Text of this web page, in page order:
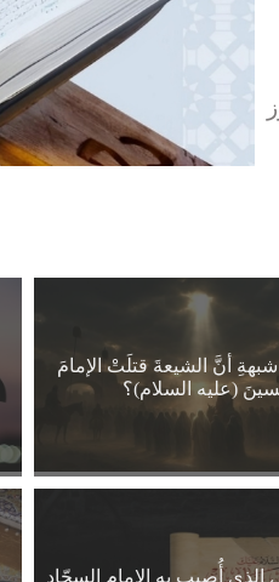
أنَّ الشيعةَ قتلَتْ الإمامَ
(عليه السلام)؟
أُصيب به الإمام السجّاد